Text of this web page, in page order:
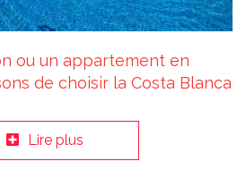
ou un appartement en
de choisir la Costa Blanca
Lire plus